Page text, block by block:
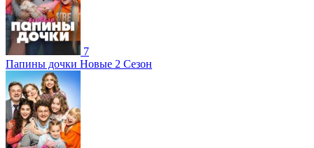
7
Папины дочки Новые 2 Сезон